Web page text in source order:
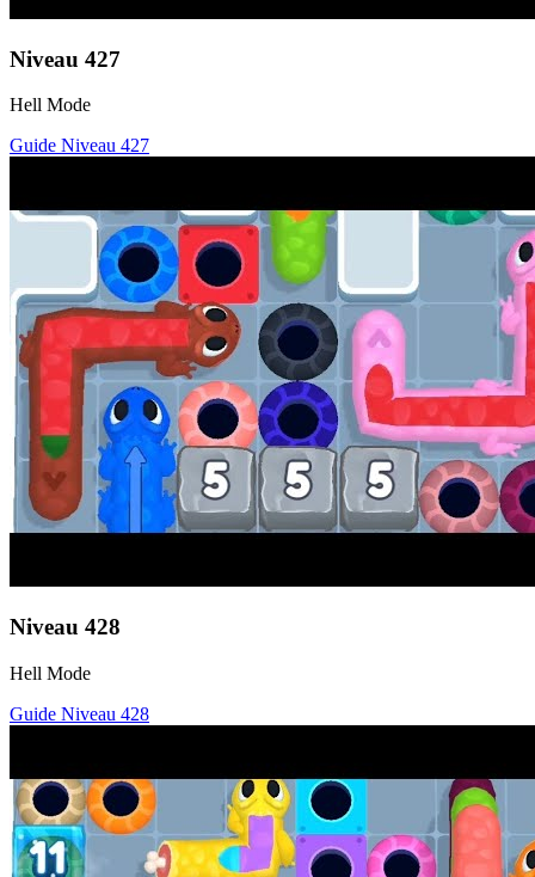
Niveau 427
Hell Mode
Guide Niveau 427
Niveau 428
Hell Mode
Guide Niveau 428